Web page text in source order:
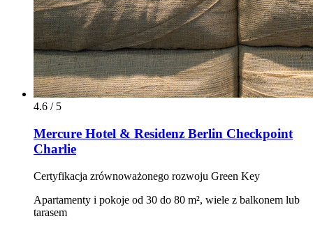
4.6 / 5
Mercure Hotel & Residenz Berlin Checkpoint
Charlie
Certyfikacja zrównoważonego rozwoju Green Key
Apartamenty i pokoje od 30 do 80 m², wiele z balkonem lub
tarasem